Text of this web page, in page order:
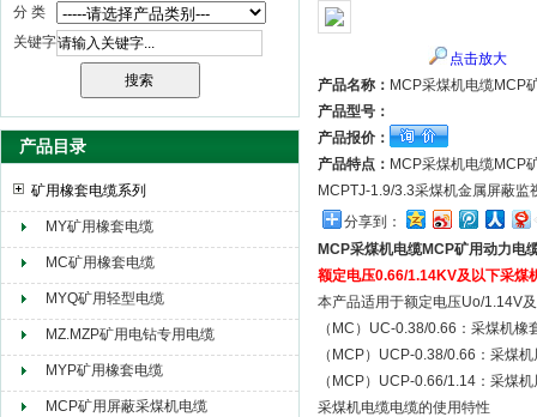
天津市电缆总厂橡塑电缆厂（天缆小猫集团）
分 类
关键字
产品目录
矿用橡套电缆系列
MY矿用橡套电缆
MC矿用橡套电缆
MYQ矿用轻型电缆
MZ.MZP矿用电钻专用电缆
MYP矿用橡套电缆
MCP矿用屏蔽采煤机电缆
点击放大
产品名称： MCP采煤机电缆MCP
产品型号：
产品报价：
产品特点： MCP采煤机电缆MCP
MCPTJ-1.9/3.3采煤机金属屏蔽
分享到：
MCP采煤机电缆MCP矿用动力电
额定电压0.66/1.14KV及以下采煤
本产品适用于额定电压Uo/1.14V
（MC）UC-0.38/0.66：采煤机
（MCP）UCP-0.38/0.66：采煤
（MCP）UCP-0.66/1.14：采煤
采煤机电缆电缆的使用特性